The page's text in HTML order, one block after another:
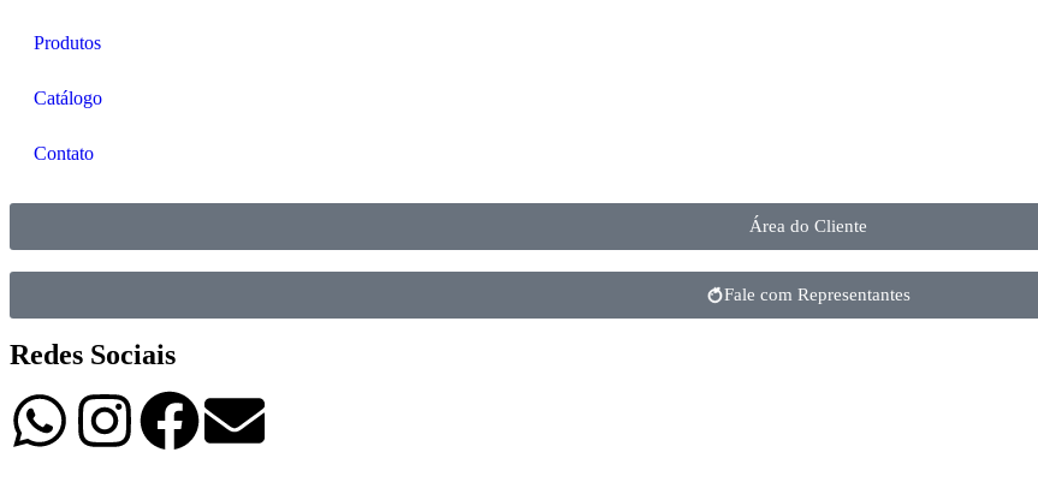
Produtos
Catálogo
Contato
Área do Cliente
Fale com Representantes
Redes Sociais